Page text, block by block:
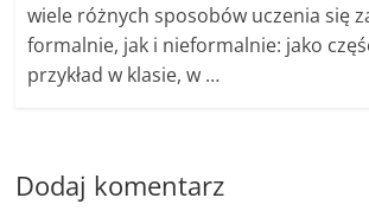
wiele różnych sposobów uczenia się
formalnie, jak i nieformalnie: jako
przykład w klasie, w …
Dodaj komentarz